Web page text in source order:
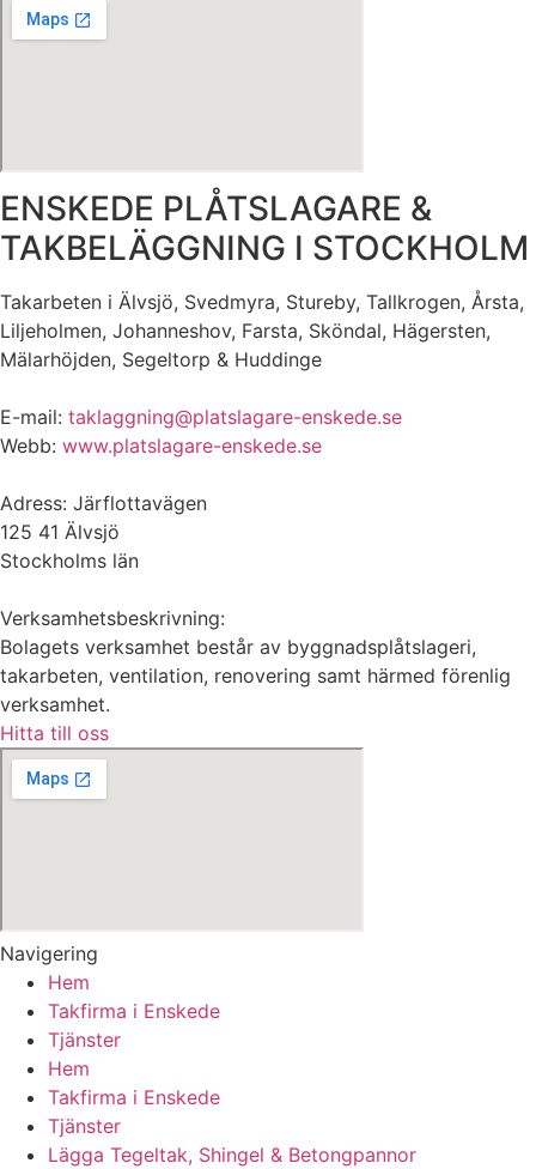
ENSKEDE PLÅTSLAGARE &
TAKBELÄGGNING I STOCKHOLM
Takarbeten i Älvsjö, Svedmyra, Stureby, Tallkrogen, Årsta,
Liljeholmen, Johanneshov, Farsta, Sköndal, Hägersten,
Mälarhöjden, Segeltorp & Huddinge
E-mail: taklaggning@platslagare-enskede.se
Webb: www.platslagare-enskede.se
Adress: Järflottavägen
125 41 Älvsjö
Stockholms län
Verksamhetsbeskrivning:
Bolagets verksamhet består av byggnadsplåtslageri,
takarbeten, ventilation, renovering samt härmed förenlig
verksamhet.
Hitta till oss
Navigering
Hem
Takfirma i Enskede
Tjänster
Hem
Takfirma i Enskede
Tjänster
Lägga Tegeltak, Shingel & Betongpannor